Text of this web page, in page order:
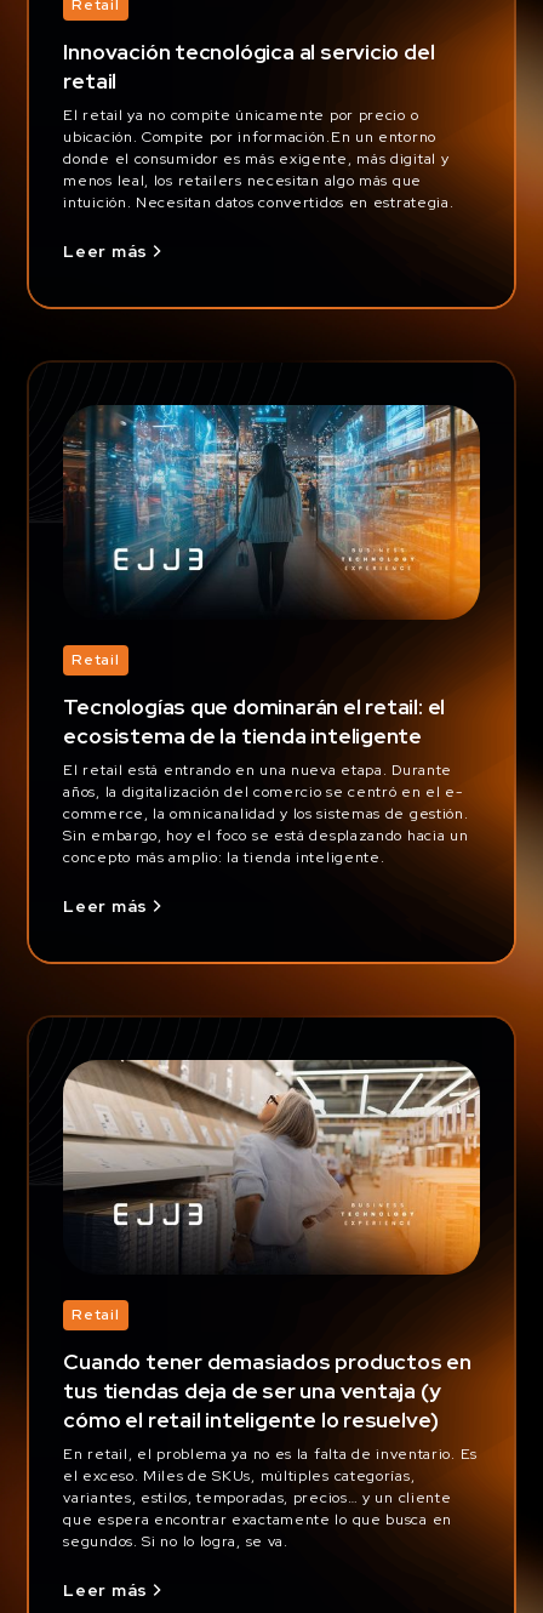
Retail
Innovación tecnológica al servicio del
retail
El retail ya no compite únicamente por precio o
ubicación. Compite por información.En un entorno
donde el consumidor es más exigente, más digital y
menos leal, los retailers necesitan algo más que
intuición. Necesitan datos convertidos en estrategia.
Leer más
Retail
Tecnologías que dominarán el retail: el
ecosistema de la tienda inteligente
El retail está entrando en una nueva etapa. Durante
años, la digitalización del comercio se centró en el e-
commerce, la omnicanalidad y los sistemas de gestión.
Sin embargo, hoy el foco se está desplazando hacia un
concepto más amplio: la tienda inteligente.
Leer más
Retail
Cuando tener demasiados productos en
tus tiendas deja de ser una ventaja (y
cómo el retail inteligente lo resuelve)
En retail, el problema ya no es la falta de inventario. Es
el exceso. Miles de SKUs, múltiples categorías,
variantes, estilos, temporadas, precios… y un cliente
que espera encontrar exactamente lo que busca en
segundos. Si no lo logra, se va.
Leer más